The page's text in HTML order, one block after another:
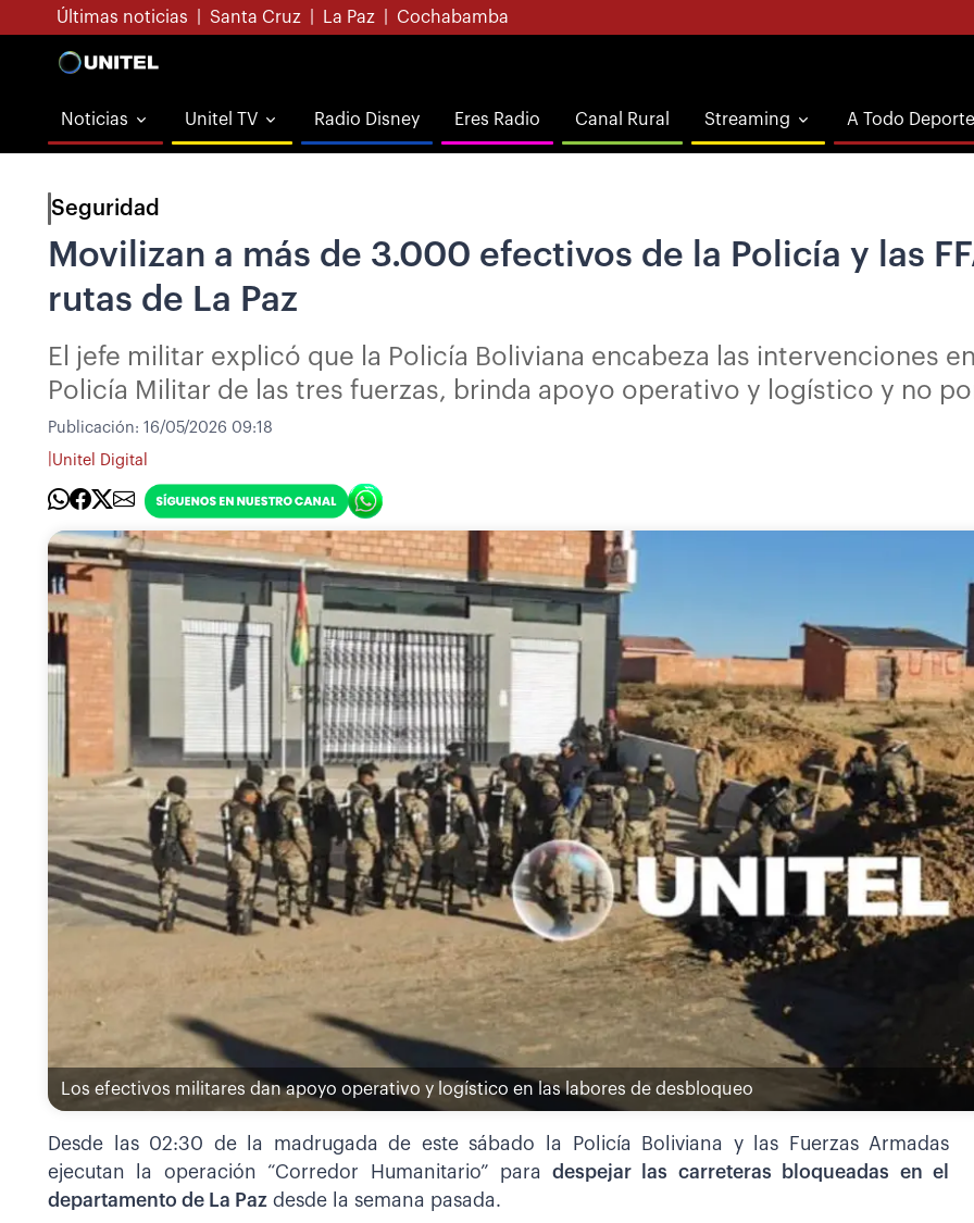
Últimas noticias Santa Cruz La Paz Cochabamba
Noticias Unitel TV Radio Disney Eres Radio Canal Rural Streaming A Todo Deporte
Seguridad
Movilizan a más de 3.000 efectivos de la Policía y las
rutas de La Paz
El jefe militar explicó que la Policía Boliviana encabeza las intervenciones
Policía Militar de las tres fuerzas, brinda apoyo operativo y logístico y no
Publicación: 16/05/2026 09:18
Unitel Digital
Los efectivos militares dan apoyo operativo y logístico en las labores de desbloqueo
Desde las 02:30 de la madrugada de este sábado la Policía Boliviana y las Fuerzas Armadas
ejecutan la operación “Corredor Humanitario” para
despejar las carreteras bloqueadas en el
departamento de La Paz desde la semana pasada.